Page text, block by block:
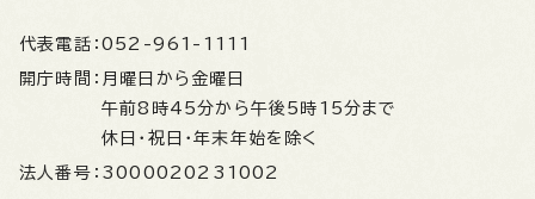
代表電話： 052-961-1111
開庁時間： 月曜日から金曜日
午前8時45分から午後5時15分まで
休日・祝日・年末年始を除く
法人番号： 3000020231002